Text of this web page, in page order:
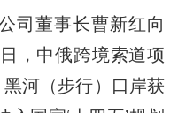
司董事长曹新红向
，中俄跨境索道项
河（步行）口岸获